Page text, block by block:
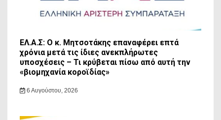
ΕΛ.Α.Σ: Ο κ. Μητσοτάκης επαναφέρει επτά
χρόνια μετά τις ίδιες ανεκπλήρωτες
υποσχέσεις – Τι κρύβεται πίσω από αυτή την
«βιομηχανία κοροϊδίας»
6 Αυγούστου, 2026